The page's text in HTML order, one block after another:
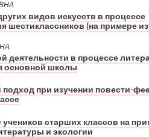
видов искусств в процессе
шестиклассников (на примере
деятельности в процессе
основной школы
при изучении повести-
старших классов на
и экологии